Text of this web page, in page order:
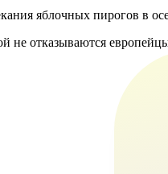
яблочных пирогов в
не отказываются